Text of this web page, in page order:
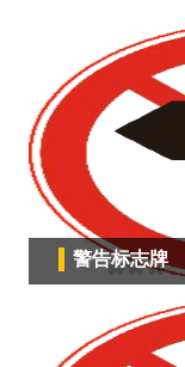
警告标志牌